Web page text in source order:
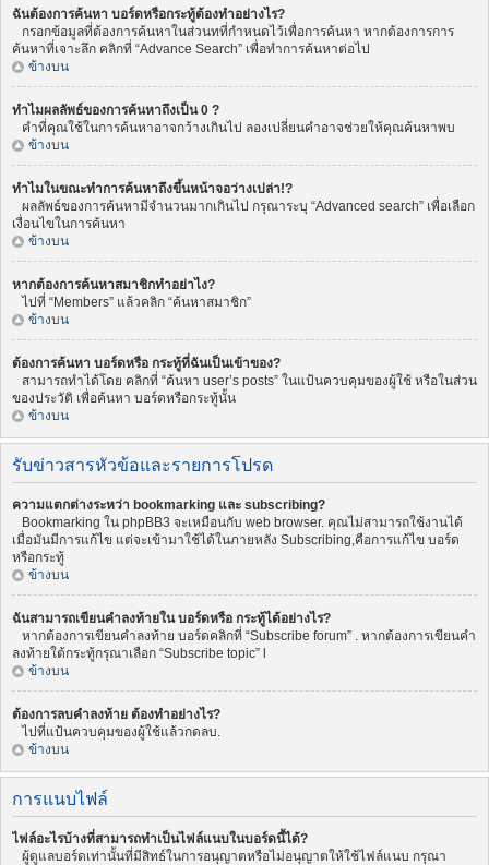
ฉันต้องการค้นหา บอร์ดหรือกระทู้ต้องทำอย่างไร?
กรอกข้อมูลที่ต้องการค้นหาในส่วนทที่กำหนดไว้เพื่อการค้นหา หากต้องการการ
ค้นหาที่เจาะลึก คลิกที่ “Advance Search” เพื่อทำการค้นหาต่อไป
ข้างบน
ทำไมผลลัพธ์ของการค้นหาถึงเป็น 0 ?
คำที่คุณใช้ในการค้นหาอาจกว้างเกินไป ลองเปลี่ยนคำอาจช่วยให้คุณค้นหาพบ
ข้างบน
ทำไมในขณะทำการค้นหาถึงขึ้นหน้าจอว่างเปล่า!?
ผลลัพธ์ของการค้นหามีจำนวนมากเกินไป กรุณาระบุ “Advanced search” เพื่อเลือก
เงื่อนไขในการค้นหา
ข้างบน
หากต้องการค้นหาสมาชิกทำอย่าไง?
ไปที่ “Members” แล้วคลิก “ค้นหาสมาชิก”
ข้างบน
ต้องการค้นหา บอร์ดหรือ กระทู้ที่ฉันเป็นเข้าของ?
สามารถทำได้โดย คลิกที่ “ค้นหา user’s posts” ในแป้นควบคุมของผู้ใช้ หรือในส่วน
ของประวัติ เพื่อค้นหา บอร์ดหรือกระทู้นั้น
ข้างบน
รับข่าวสารหัวข้อและรายการโปรด
ความแตกต่างระหว่า bookmarking และ subscribing?
Bookmarking ใน phpBB3 จะเหมือนกับ web browser. คุณไม่สามารถใช้งานได้
เมื่อมันมีการแก้ไข แต่จะเข้ามาใช้ได้ในภายหลัง Subscribing,คือการแก้ไข บอร์ด
หรือกระทู้
ข้างบน
ฉันสามารถเขียนคำลงท้ายใน บอร์ดหรือ กระทู้ได้อย่างไร?
หากต้องการเขียนคำลงท้าย บอร์ดคลิกที่ “Subscribe forum” . หากต้องการเขียนคำ
ลงท้ายใต้กระทู้กรุณาเลือก “Subscribe topic” l
ข้างบน
ต้องการลบคำลงท้าย ต้องทำอย่างไร?
ไปที่แป้นควบคุมของผู้ใช้แล้วกดลบ.
ข้างบน
การแนบไฟล์
ไฟล์อะไรบ้างที่สามารถทำเป็นไฟล์แนบในบอร์ดนี้ได้?
ผู้ดูแลบอร์ดเท่านั้นที่มีสิทธ์ในการอนุญาตหรือไม่อนุญาตให้ใช้ไฟล์แนบ กรุณา